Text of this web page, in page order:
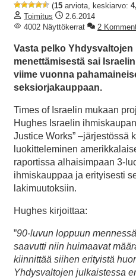
(15 arviota, keskiarvo:
Toimitus
2.6.2014
4002 Näyttökerrat
2
Vasta pelko
menettämisestä sai
viime vuonna
seksiorjakauppaan.
Times of Israelin mukaan
Hughes Israelin
Justice Works” –järjestössä
luokitteleminen
raportissa alhaisimpaan 3-
ihmiskauppaa ja erityisesti
lakimuutoksiin.
Hughes kirjoittaa:
”90-luvun loppuun
saavutti niin huimaavat
kiinnittää siihen erityistä
Yhdysvaltojen julkaistessa